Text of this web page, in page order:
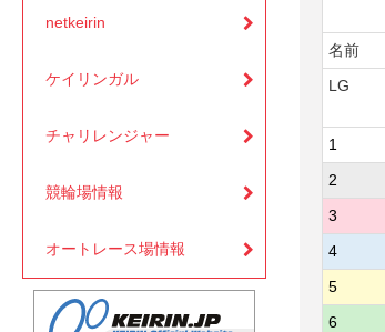
netkeirin
ケイリンガル
チャリレンジャー
競輪場情報
オートレース場情報
名前
LG
1
2
3
4
5
6